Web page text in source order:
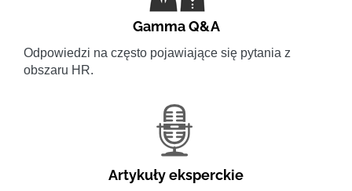
Gamma Q&A
Odpowiedzi na często pojawiające się pytania z
obszaru HR.
Artykuły eksperckie